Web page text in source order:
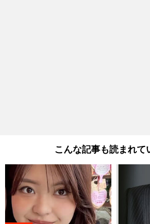
こんな記事も読まれて